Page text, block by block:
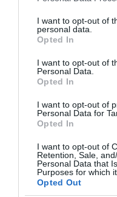
not limited to your visit
grant or deny consent to
use your data for below
consent section.
I want to opt-out of
personal data.
Opted In
I want to opt-out of
Personal Data.
Opted In
I want to opt-out of
Personal Data for
Opted In
I want to opt-out of
Retention, Sale,
Personal Data that
Purposes for which
Opted Out
RAKSaradnja s
prihoda. Ovo je dobar
dane do 21. maja kako
Napomena: Horoskop i
zabavu i informativne
u skladu sa vlastitom